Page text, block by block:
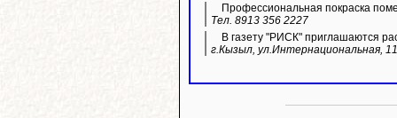
Профессиональная покраска
Тел. 8913 356 2227
В газету "РИСК" приглашаются
г.Кызыл, ул.Интернациональная,